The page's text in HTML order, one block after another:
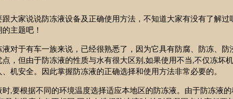
跟大家说说防冻液设备及正确使用方法，不知道大家有没有了解过
主题吧！
液对于有车一族来说，已经很熟悉了，因为它具有防腐、防冻、防
点，但由于防冻液的性质与水有很大区别,如果使用不当,不仅冻坏
、机安全。因此掌握防冻液的正确选择和使用方法非常必要的。
时,要根据不同的环境温度选择适应本地区的防冻液。由于防冻液